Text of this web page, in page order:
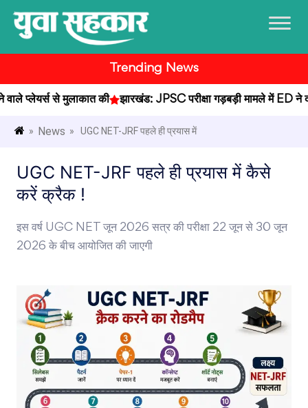
Trending News
प्लेयर्स से मुलाकात की झारखंड: JPSC परीक्षा गड़बड़ी मामले में ED ने दर्ज
» News » UGC NET-JRF पहले ही प्रयास में
UGC NET-JRF पहले ही प्रयास में कैसे
करें क्रैक !
इस वर्ष UGC NET जून 2026 सत्र की परीक्षा 22 जून से 30 जून
2026 के बीच आयोजित की जाएगी